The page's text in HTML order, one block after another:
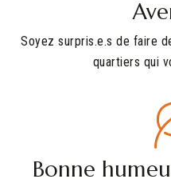
Soyez surpris.e.s de faire
quartiers qui
Bonne